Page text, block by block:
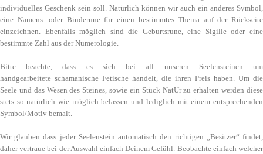
individuelles Geschenk sein soll. Natürlich können wir auch ein anderes Symbol,
eine Namens- oder Binderune für einen bestimmtes Thema auf der Rückseite
einzeichnen. Ebenfalls möglich sind die Geburtsrune, eine Sigille oder eine
bestimmte Zahl aus der Numerologie.
Bitte beachte, dass es sich bei all unseren Seelensteinen um
handgearbeitete schamanische Fetische handelt, die ihren Preis haben. Um die
Seele und das Wesen des Steines, sowie ein Stück NatUr zu erhalten werden diese
stets so natürlich wie möglich belassen und lediglich mit einem entsprechenden
Symbol/Motiv bemalt.
Wir glauben dass jeder Seelenstein automatisch den richtigen „Besitzer“ findet,
daher vertraue bei der Auswahl einfach Deinem Gefühl. Beobachte einfach welcher